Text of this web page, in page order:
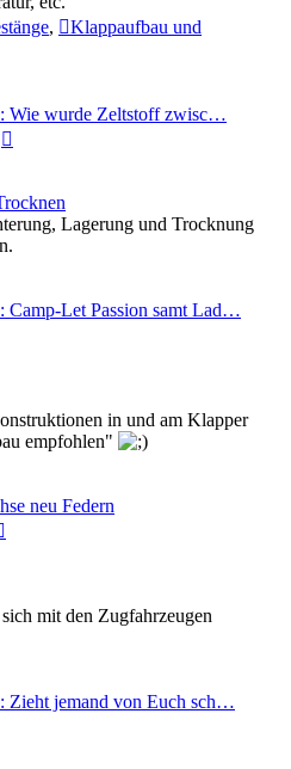
,
Klappaufbau und
Wie wurde Zeltstoff zwisc…
Lagerung und Trocknung
Camp-Let Passion samt Lad…
in und am Klapper
empfohlen"
neu Federn
mit den Zugfahrzeugen
Zieht jemand von Euch sch…